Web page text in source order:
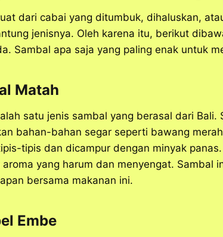
dari cabai yang ditumbuk, dihaluskan,
jenisnya. Oleh karena itu, berikut
Sambal apa saja yang paling enak untuk
Matah
satu jenis sambal yang berasal dari
bahan-bahan segar seperti bawang
tipis dan dicampur dengan minyak
yang harum dan menyengat. Sambal
bersama makanan ini.
Embe